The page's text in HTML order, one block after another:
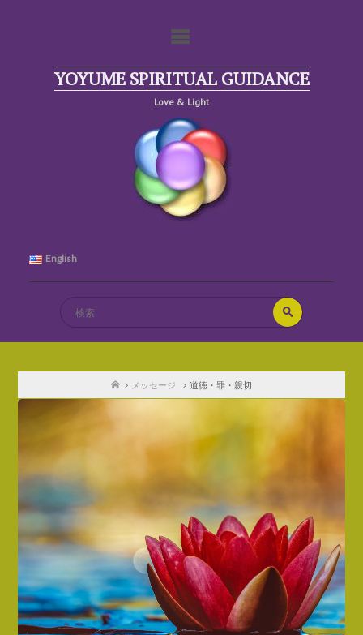
YOYUME SPIRITUAL GUIDANCE
Love & Light
English
検
索
ホ
ー
メッセージ 道徳・罪・親切